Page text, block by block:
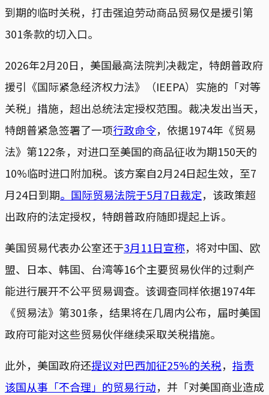
到期的临时关税，打击强迫劳动商品贸易仅是援引第
301条款的切入口。
2026年2月20日，美国最高法院判决裁定，特朗普政府
援引《国际紧急经济权力法》（IEEPA）实施的「对等
关税」措施，超出总统法定授权范围。裁决发出当天，
特朗普紧急签署了一项行政命令，依据1974年《贸易
法》第122条，对进口至美国的商品征收为期150天的
10%临时进口附加税。该方案自2月24日起生效，至7
月24日到期。国际贸易法院于5月7日裁定，该政策超
出政府的法定授权，特朗普政府随即提起上诉。
美国贸易代表办公室还于3月11日宣称，将对中国、欧
盟、日本、韩国、台湾等16个主要贸易伙伴的过剩产
能进行展开不公平贸易调查。该调查同样依据1974年
《贸易法》第301条，结果将在几周内公布，届时美国
政府可能对这些贸易伙伴继续采取关税措施。
此外，美国政府还提议对巴西加征25%的关税， 指责
该国从事「不合理」的贸易行动，并「对美国商业造成